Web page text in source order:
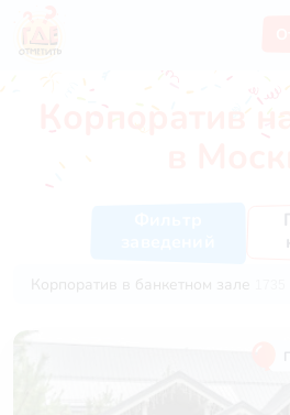
Корпоратив
Корпоратив в банкетном зале